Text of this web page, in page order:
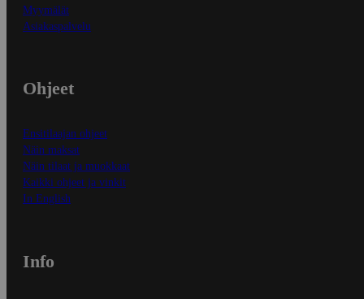
Myymälät
Asiakaspalvelu
Ohjeet
Ensitilaajan ohjeet
Näin maksat
Näin tilaat ja muokkaat
Kaikki ohjeet ja vinkit
In English
Info